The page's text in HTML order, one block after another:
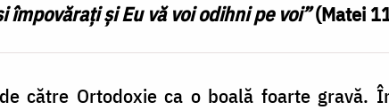
împovărați și Eu vă voi odihni pe voi”(Matei
către Ortodoxie ca o boală foarte gravă.